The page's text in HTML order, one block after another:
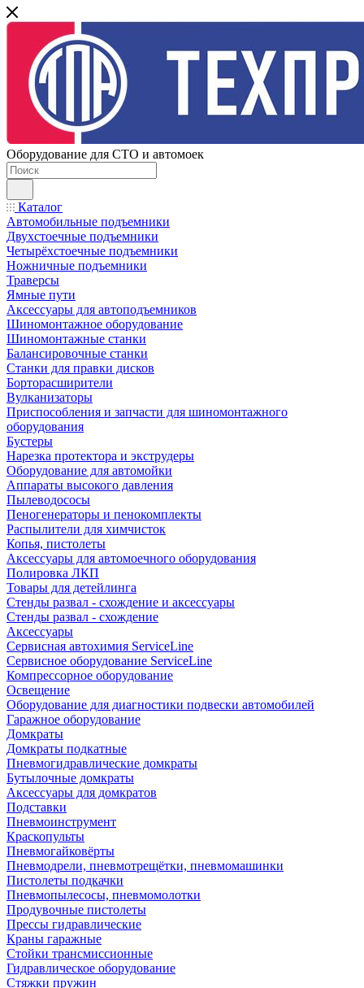
Оборудование для СТО и автомоек
Каталог
Автомобильные подъемники
Двухстоечные подъемники
Четырёхстоечные подъемники
Ножничные подъемники
Траверсы
Ямные пути
Аксессуары для автоподъемников
Шиномонтажное оборудование
Шиномонтажные станки
Балансировочные станки
Станки для правки дисков
Борторасширители
Вулканизаторы
Приспособления и запчасти для шиномонтажного
оборудования
Бустеры
Нарезка протектора и экструдеры
Оборудование для автомойки
Аппараты высокого давления
Пылеводососы
Пеногенераторы и пенокомплекты
Распылители для химчисток
Копья, пистолеты
Аксессуары для автомоечного оборудования
Полировка ЛКП
Товары для детейлинга
Стенды развал - схождение и аксессуары
Стенды развал - схождение
Аксессуары
Сервисная автохимия ServiceLine
Сервисное оборудование ServiceLine
Компрессорное оборудование
Освещение
Оборудование для диагностики подвески автомобилей
Гаражное оборудование
Домкраты
Домкраты подкатные
Пневмогидравлические домкраты
Бутылочные домкраты
Аксессуары для домкратов
Подставки
Пневмоинструмент
Краскопульты
Пневмогайковёрты
Пневмодрели, пневмотрещётки, пневмомашинки
Пистолеты подкачки
Пневмопылесосы, пневмомолотки
Продувочные пистолеты
Прессы гидравлические
Краны гаражные
Стойки трансмиссионные
Гидравлическое оборудование
Стяжки пружин